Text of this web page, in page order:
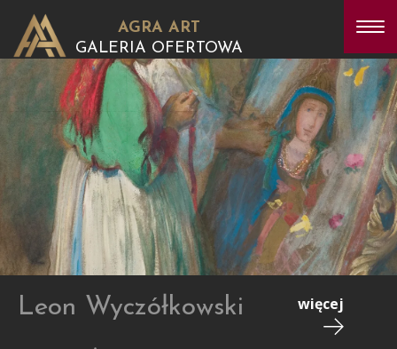
AGRA ART
GALERIA OFERTOWA
Leon Wyczółkowski więcej